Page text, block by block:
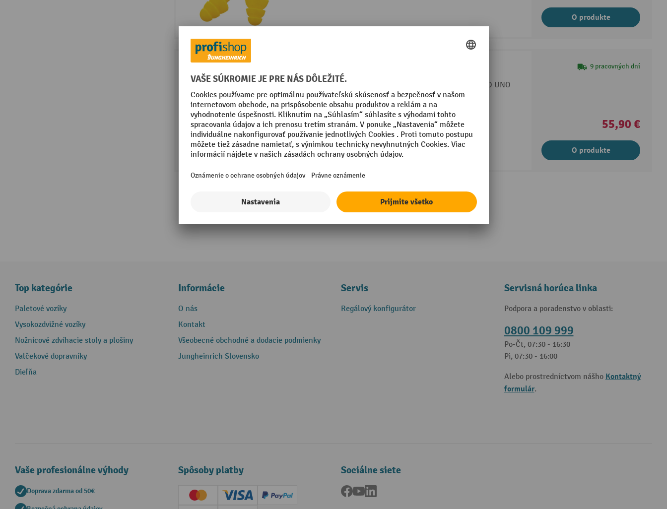
O produkte
B-Bezpečnostné jednorazové zátky do uší SILENTO UNO
navrhnuté
pre silné znečistenie hluku
kužeľový tvar pre jednoduché vloženie do ucha
9 pracovných dní
55,90 €
O produkte
Top kategórie
Paletové vozíky
Vysokozdvižné vozíky
Nožnicové zdvíhacie stoly a plošiny
Valčekové dopravníky
Dieľňa
Informácie
O nás
Kontakt
Všeobecné obchodné a dodacie podmienky
Jungheinrich Slovensko
Servis
Regálový konfigurátor
Servisná horúca linka
Podpora a poradenstvo v oblasti:
0800 109 999
Po-Čt, 07:30 - 16:30
Pi, 07:30 - 16:00
Alebo prostredníctvom nášho Kontaktný
formulár.
Vaše profesionálne výhody
Doprava zdarma od 50€
Spôsoby platby
Creditcard (Master)Creditcard (Visa)
PayPal
Sociálne siete
Facebook
YouTube